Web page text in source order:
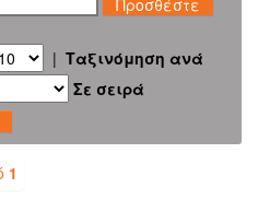
| Ταξινόμηση ανά
Σε σειρά
1